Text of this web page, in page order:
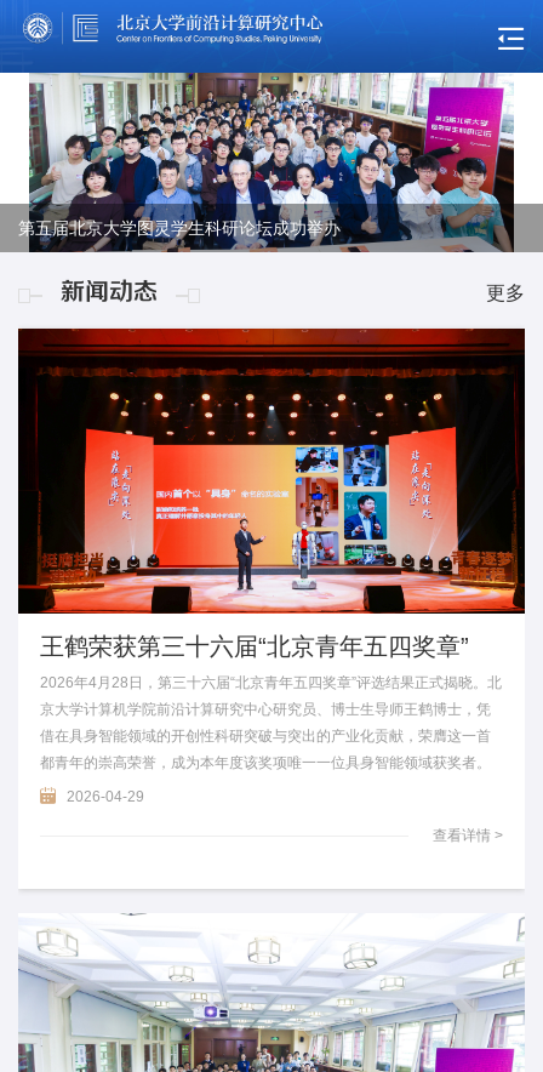
图灵班 | 第七届，毕业！
第五届北京大学图灵学生科研论坛成功举办
王鹤荣获第三十六届“北京青年五四奖章”
Executive Director, Center on Frontiers of Computing Studies,
Peking University
图灵奖得主Richard Sutton与图灵班师生交流
新闻动态 更多
王鹤荣获第三十六届“北京青年五四奖章”
2026年4月28日，第三十六届“北京青年五四奖章”评选结果正式揭晓。北
京大学计算机学院前沿计算研究中心研究员、博士生导师王鹤博士，凭
借在具身智能领域的开创性科研突破与突出的产业化贡献，荣膺这一首
都青年的崇高荣誉，成为本年度该奖项唯一一位具身智能领域获奖者。
2026-04-29
查看详情 >